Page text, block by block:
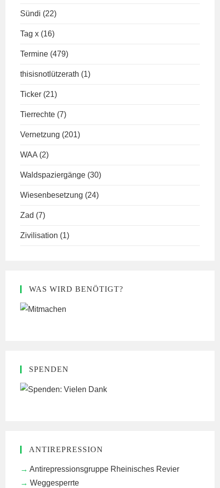
Sündi (22)
Tag x (16)
Termine (479)
thisisnotlützerath (1)
Ticker (21)
Tierrechte (7)
Vernetzung (201)
WAA (2)
Waldspaziergänge (30)
Wiesenbesetzung (24)
Zad (7)
Zivilisation (1)
WAS WIRD BENÖTIGT?
SPENDEN
ANTIREPRESSION
Antirepressionsgruppe Rheinisches Revier
Weggesperrte